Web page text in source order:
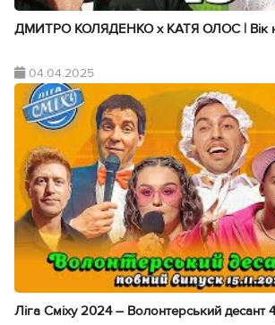
ДМИТРО КОЛЯДЕНКО х КАТЯ ОЛОС | Вік
04.04.2025
Ліга Сміху 2024 – Волонтерський десант